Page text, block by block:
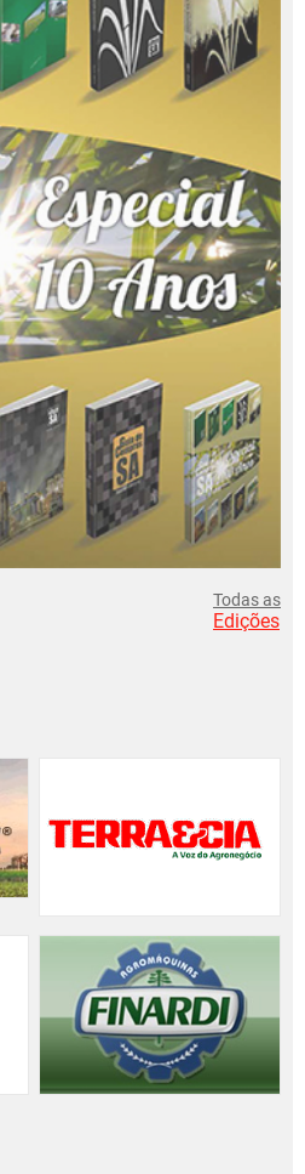
Todas as
Edições